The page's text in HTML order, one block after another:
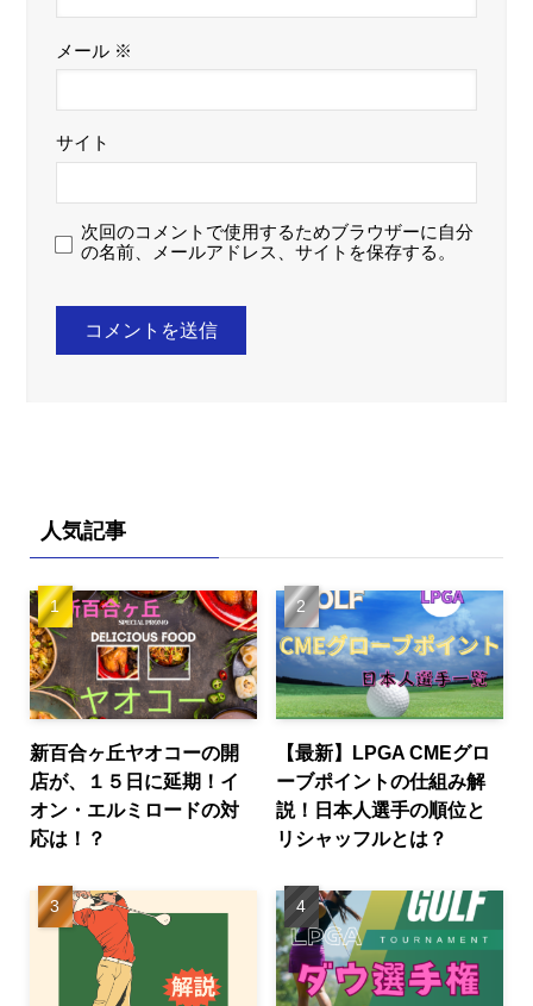
メール ※
サイト
次回のコメントで使用するためブラウザーに自分
の名前、メールアドレス、サイトを保存する。
人気記事
新百合ヶ丘ヤオコーの開
店が、１５日に延期！イ
オン・エルミロードの対
応は！？
【最新】LPGA CMEグロ
ーブポイントの仕組み解
説！日本人選手の順位と
リシャッフルとは？